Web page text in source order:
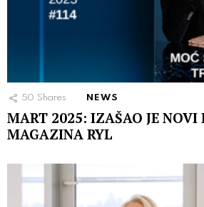
50 Shares NEWS
MART 2025: IZAŠAO JE NOVI
MAGAZINA RYL